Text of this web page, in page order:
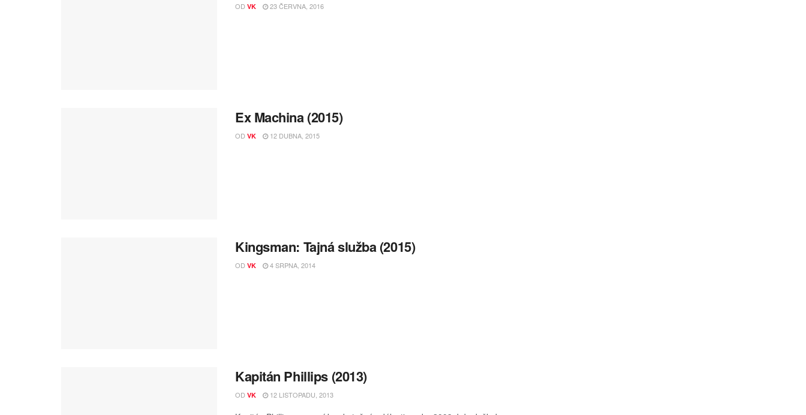
OD VK 23 ČERVNA, 2016
Ex Machina (2015)
OD VK 12 DUBNA, 2015
Kingsman: Tajná služba (2015)
OD VK 4 SRPNA, 2014
Kapitán Phillips (2013)
OD VK 12 LISTOPADU, 2013